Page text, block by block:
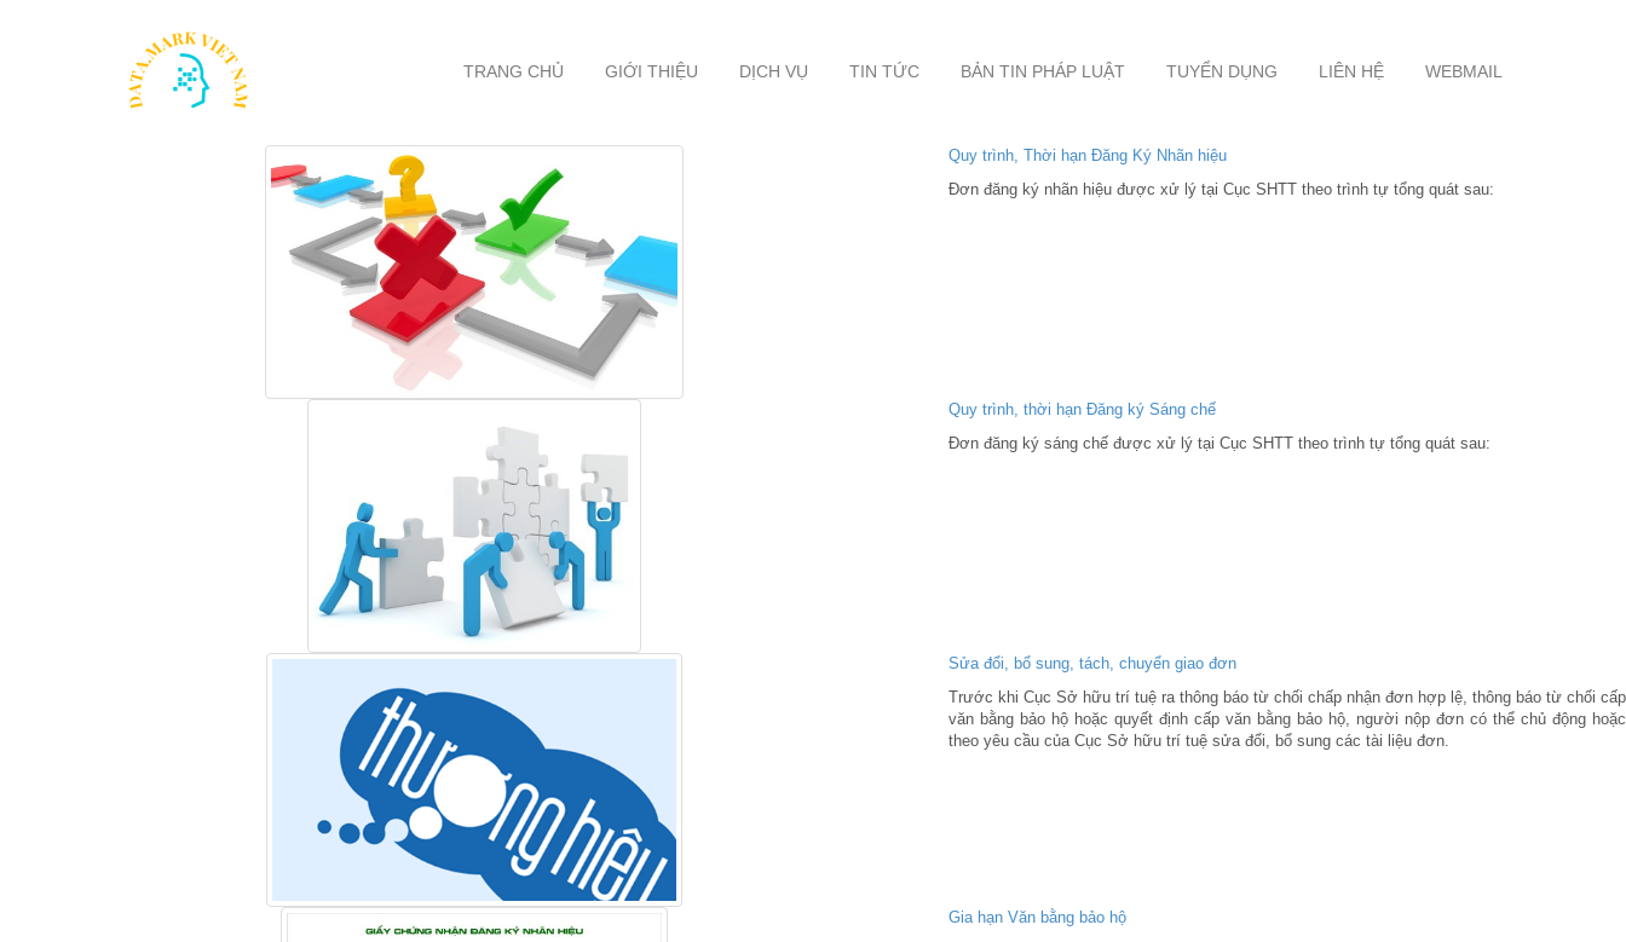
TRANG CHỦ GIỚI THIỆU DỊCH VỤ TIN TỨC BẢN TIN PHÁP LUẬT TUYỂN DỤNG LIÊN HỆ WEBMAIL
Quy trình, Thời hạn Đăng Ký Nhãn hiệu
Đơn đăng ký nhãn hiệu được xử lý tại Cục SHTT theo trình tự tổng quát sau:
Quy trình, thời hạn Đăng ký Sáng chế
Đơn đăng ký sáng chế được xử lý tại Cục SHTT theo trình tự tổng quát sau:
Sửa đổi, bổ sung, tách, chuyển giao đơn
Trước khi Cục Sở hữu trí tuệ ra thông báo từ chối chấp nhận đơn hợp lệ, thông báo từ chối cấp
văn bằng bảo hộ hoặc quyết định cấp văn bằng bảo hộ, người nộp đơn có thể chủ động hoặc
theo yêu cầu của Cục Sở hữu trí tuệ sửa đổi, bổ sung các tài liệu đơn.
Gia hạn Văn bằng bảo hộ